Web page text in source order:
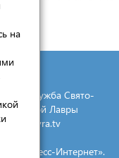
служба Свято-
Лавры
mail@lavra.tv
«Экспресс-Интернет».
на